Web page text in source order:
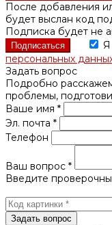
После добавления
будет выслан код
Подписка будет не
Я
персональных
Задать вопрос
Подробно
проблемы,
Ваше имя *
Эл. почта *
Телефон
Ваш вопрос *
Введите